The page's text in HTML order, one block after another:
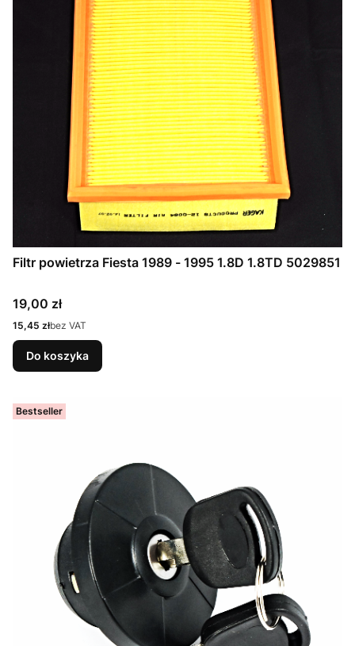
Filtr powietrza Fiesta 1989 - 1995 1.8D 1.8TD 5029851
Cena
19,00 zł
Cena
15,45 złbez VAT
Do koszyka
Bestseller